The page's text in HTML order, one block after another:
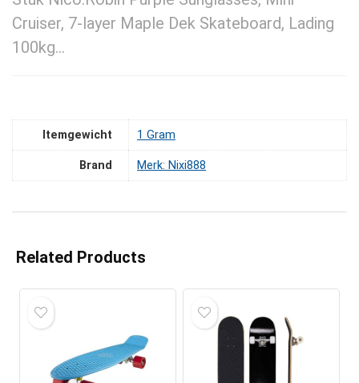
Cruiser, 7-layer Maple Dek Skateboard, Lading
100kg…
Itemgewicht ‎1 Gram
Brand Merk: Nixi888
Related Products